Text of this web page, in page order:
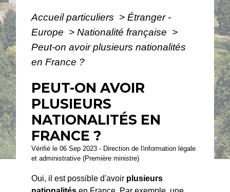
Accueil particuliers > Étranger -
Europe > Nationalité française >
Peut-on avoir plusieurs nationalités
en France ?
PEUT-ON AVOIR
PLUSIEURS
NATIONALITÉS EN
FRANCE ?
Vérifié le 06 Sep 2023 - Direction de l'information légale
et administrative (Première ministre)
Oui, il est possible d'avoir plusieurs